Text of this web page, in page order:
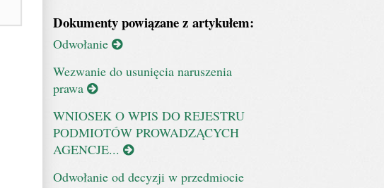
Dokumenty powiązane z artykułem:
Odwołanie
Wezwanie do usunięcia naruszenia
prawa
WNIOSEK O WPIS DO REJESTRU
PODMIOTÓW PROWADZĄCYCH
AGENCJE...
Odwołanie od decyzji w przedmiocie